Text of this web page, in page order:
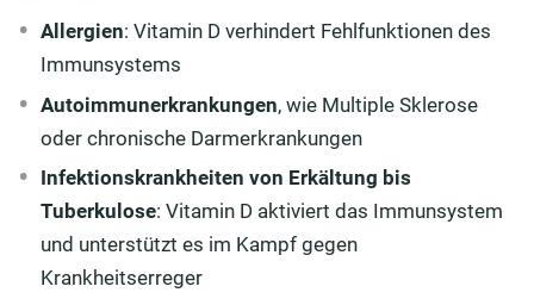
Allergien: Vitamin D verhindert Fehlfunktionen des
Immunsystems
Autoimmunerkrankungen, wie Multiple Sklerose
oder chronische Darmerkrankungen
Infektionskrankheiten von Erkältung bis
Tuberkulose: Vitamin D aktiviert das Immunsystem
und unterstützt es im Kampf gegen
Krankheitserreger